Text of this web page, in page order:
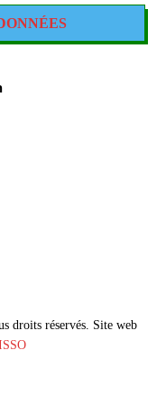
droits réservés. Site web